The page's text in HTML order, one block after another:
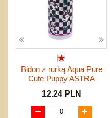
Bidon z rurką Aqua Pure
Cute Puppy ASTRA
12.24 PLN